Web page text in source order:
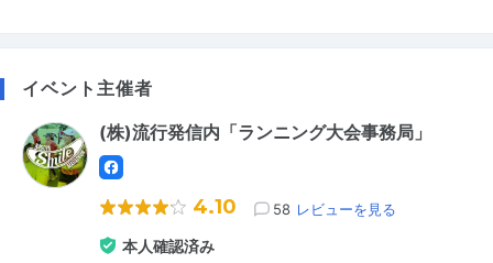
イベント主催者
(株)流行発信内「ランニング大会事務局」
4.10 58 レビューを見る
本人確認済み